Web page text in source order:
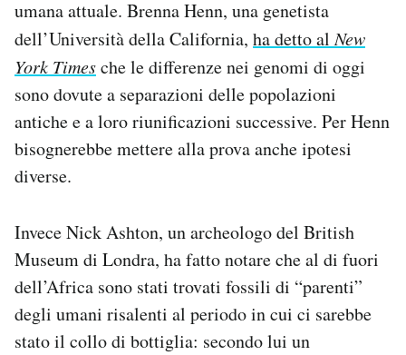
umana attuale. Brenna Henn, una genetista
dell’Università della California, ha detto alNew
York Timesche le differenze nei genomi di oggi
sono dovute a separazioni delle popolazioni
antiche e a loro riunificazioni successive. Per Henn
bisognerebbe mettere alla prova anche ipotesi
diverse.
Invece Nick Ashton, un archeologo del British
Museum di Londra, ha fatto notare che al di fuori
dell’Africa sono stati trovati fossili di “parenti”
degli umani risalenti al periodo in cui ci sarebbe
stato il collo di bottiglia: secondo lui un